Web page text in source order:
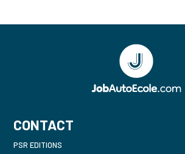
CONTACT
PSR EDITIONS